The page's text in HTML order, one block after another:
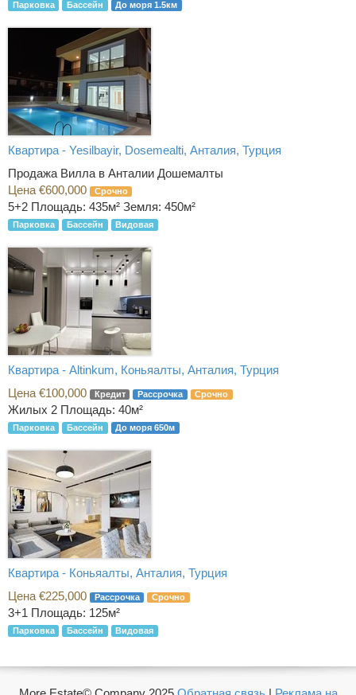
Парковка Бассейн До моря 1.5км
Квартира - Yesilbayir, Dosemealti, Анталия, Турция
Продажа Вилла в Анталии Дошемалты
Цена €600,000
Срочно
5+2 Площадь: 435м² Земля: 450м²
Парковка Бассейн Видовая
Квартира - Altinkum, Коньяалты, Анталия, Турция
Цена €100,000
Кредит Рассрочка Срочно
Жилых 2 Площадь: 40м²
Парковка Бассейн До моря 650м
Квартира - Коньяалты, Анталия, Турция
Цена €225,000
Рассрочка Срочно
3+1 Площадь: 125м²
Парковка Бассейн Видовая